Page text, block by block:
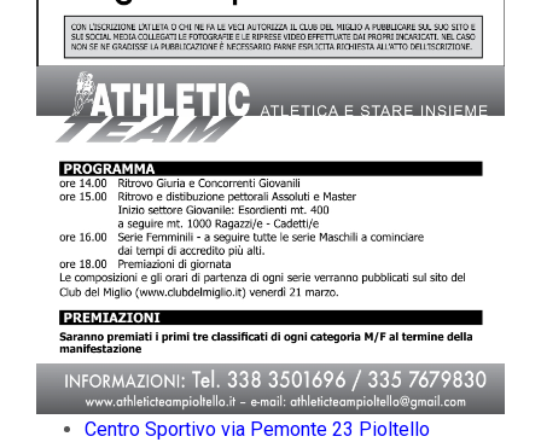
Centro Sportivo via Pemonte 23 Pioltello